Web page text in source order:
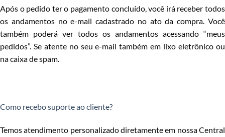
Após o pedido ter o pagamento concluído, você irá receber todos
os andamentos no e-mail cadastrado no ato da compra. Você
também poderá ver todos os andamentos acessando “meus
pedidos”. Se atente no seu e-mail também em lixo eletrônico ou
na caixa de spam.
Como recebo suporte ao cliente?
Temos atendimento personalizado diretamente em nossa Central